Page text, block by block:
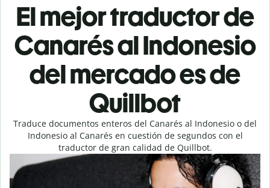
El mejor traductor de
Canarés al Indonesio
del mercado es de
Quillbot
Traduce documentos enteros del Canarés al Indonesio o del
Indonesio al Canarés en cuestión de segundos con el
traductor de gran calidad de Quillbot.